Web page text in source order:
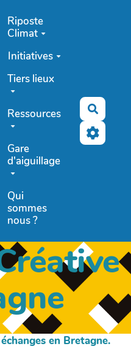
Riposte
Climat
Initiatives
Tiers lieux
Ressources
Gare
d'aiguillage
Qui
sommes
nous ?
en Bretagne.